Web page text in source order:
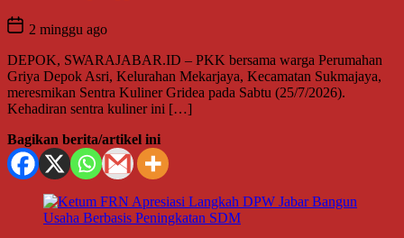
2 minggu ago
DEPOK, SWARAJABAR.ID – PKK bersama warga Perumahan
Griya Depok Asri, Kelurahan Mekarjaya, Kecamatan Sukmajaya,
meresmikan Sentra Kuliner Gridea pada Sabtu (25/7/2026).
Kehadiran sentra kuliner ini […]
Bagikan berita/artikel ini